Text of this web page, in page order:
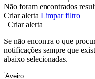
Não foram encontrados
Criar alerta Limpar filtro
Criar alerta
Se não encontra o que
notificações sempre que
abaixo selecionadas.